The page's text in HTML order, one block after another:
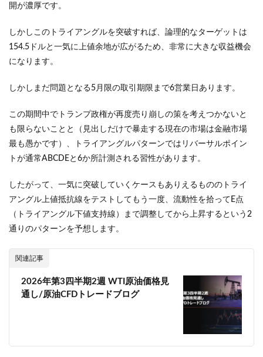
開が濃厚です。
しかしこのトライアングルを突破すれば、論理的なターゲットは
154.5ドルと一気に上値余地が広がるため、非常に大きな収益機会
になります。
しかしまだ問題となる5月限の取引期限まで6営業日あります。
この期間中でトランプ政権が再度売り崩しの策を考えつかないと
も限らないことと（見出しだけで暴走する現在の市場は金融市場
最も愚かです）、トライアングルパターンではリバーサルポイン
トが通常ABCDEと6か所計測される習性があります。
したがって、一気に突破していくケースもありえるもののトライ
アングル上値抵抗線をテストしてもう一度、流動性を拾ってE点
（トライアングル下値支持線）まで調整してから上昇するという2
通りのパターンを予想します。
関連記事
2026年第3四半期2週 WTI原油価格見
通し/原油CFDトレードブログ